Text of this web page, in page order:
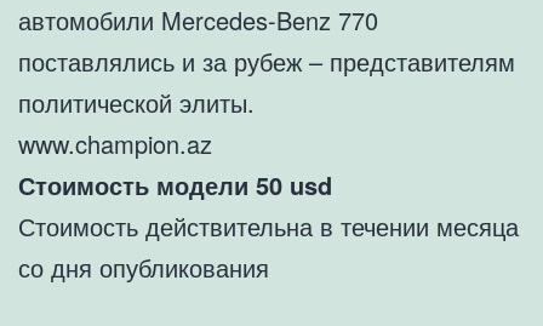
автомобили Mercedes-Benz 770
поставлялись и за рубеж – представителям
политической элиты.
www.champion.az
Стоимость модели 50 usd
Стоимость действительна в течении месяца
со дня опубликования